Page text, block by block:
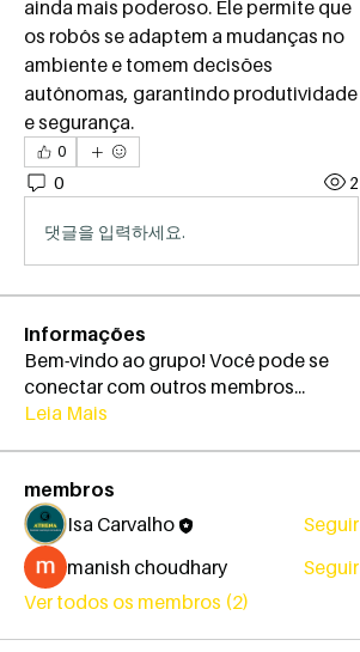
ainda mais poderoso. Ele permite que
os robôs se adaptem a mudanças no
ambiente e tomem decisões
autônomas, garantindo produtividade
e segurança.
0
0 2
댓글을 입력하세요.
Informações
Bem-vindo ao grupo! Você pode se
conectar com outros membros...
Leia Mais
membros
Isa Carvalho
Seguir
manish choudhary
Seguir
Ver todos os membros (2)